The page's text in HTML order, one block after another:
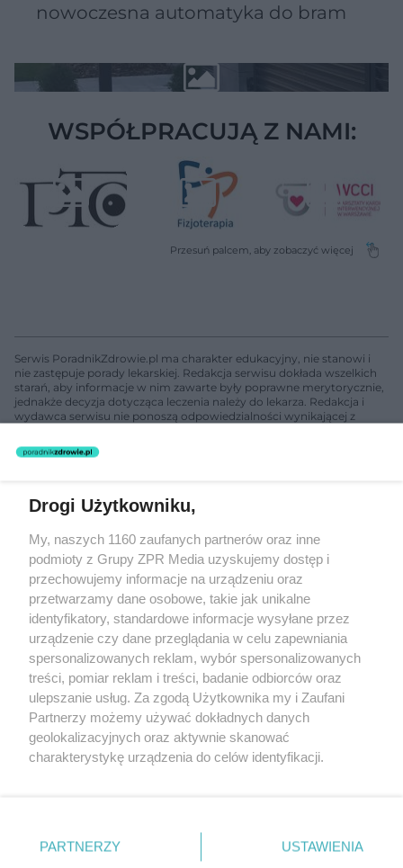
nowoczesna automatyka do bram
WSPÓŁPRACUJĄ Z NAMI:
Serwis PoradnikZdrowie.pl ma charakter edukacyjny, nie stanowi i
nie zastępuje porady lekarskiej. Redakcja serwisu dokłada wszelkich
starań, aby informacje w nim zawarte były poprawne merytorycznie,
jednakże decyzja dotycząca leczenia należy do lekarza. Redakcja i
wydawca serwisu nie ponoszą odpowiedzialności wynikającej z
nie prowadzi działalności leczniczej polegającej na udzielaniu
świadczeń zdrowotnych w rozumieniu art. 3 ust 1 ustawy o
Żaden utwór zamieszczony w serwisie nie może być powielany i
rozpowszechniany lub dalej rozpowszechniany w jakikolwiek sposób
(w tym także elektroniczny lub mechaniczny) na jakimkolwiek polu
eksploatacji w jakiejkolwiek formie, włącznie z umieszczaniem w
Internecie bez pisemnej zgody właściciela praw. Jakiekolwiek użycie
lub wykorzystanie utworów w całości lub w części z naruszeniem
prawa, tzn. bez właściwej zgody, jest zabronione pod groźbą kary i
może być ścigane prawnie.
O nas
Nasze serwisy
Drogi Użytkowniku,
My, naszych 1160 zaufanych partnerów oraz inne
podmioty z Grupy ZPR Media uzyskujemy dostęp i
przechowujemy informacje na urządzeniu oraz
przetwarzamy dane osobowe, takie jak unikalne
identyfikatory, standardowe informacje wysyłane przez
urządzenie czy dane przeglądania w celu zapewniania
spersonalizowanych reklam, wybór spersonalizowanych
treści, pomiar reklam i treści, badanie odbiorców oraz
ulepszanie usług. Za zgodą Użytkownika my i Zaufani
Partnerzy możemy używać dokładnych danych
geolokalizacyjnych oraz aktywnie skanować
charakterystykę urządzenia do celów identyfikacji.
zmienić/wycofać klikając przycisk ustawień prywatności
znajdujący się w lewym dolnym rogu strony
PARTNERZY USTAWIENIA